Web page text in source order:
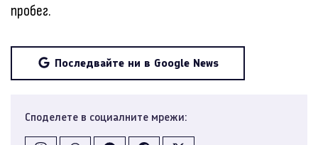
пробег.
Последвайте ни в Google News
Споделете в социалните мрежи: